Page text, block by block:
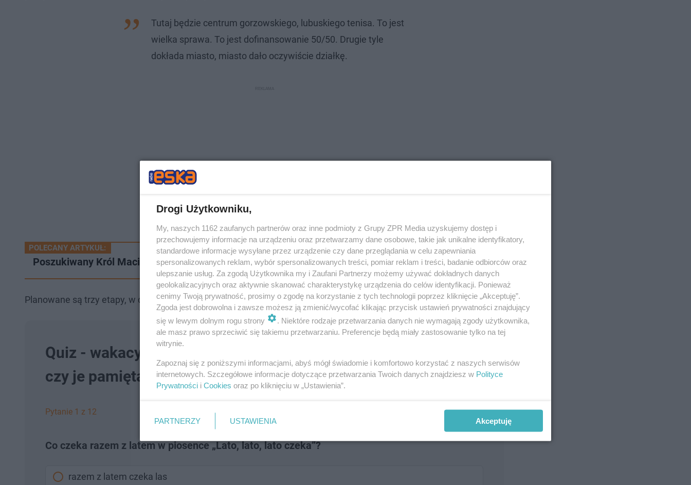
Tutaj będzie centrum gorzowskiego, lubuskiego tenisa. To jest
wielka sprawa. To jest dofinansowanie 50/50. Drugie tyle
dokłada miasto, miasto dało oczywiście działkę.
POLECANY ARTYKUŁ:
Poszukiwany Król Maciuś Pierwszy. Ruszył nabór do nowego musicalu
Planowane są trzy etapy, w drugim miałaby powstać hala tenisowa, w trzecim boiska do padla.
Quiz - wakacyjne przeboje. Te hity nuciła cała Polska, sprawdź,
czy je pamiętasz
Pytanie 1 z 12
Co czeka razem z latem w piosence „Lato, lato, lato czeka”?
razem z latem czeka las
Drogi Użytkowniku,
My, naszych 1162 zaufanych partnerów oraz inne podmioty z Grupy ZPR Media uzyskujemy dostęp i
przechowujemy informacje na urządzeniu oraz przetwarzamy dane osobowe, takie jak unikalne identyfikatory,
standardowe informacje wysyłane przez urządzenie czy dane przeglądania w celu zapewniania
spersonalizowanych reklam, wybór spersonalizowanych treści, pomiar reklam i treści, badanie odbiorców oraz
ulepszanie usług. Za zgodą Użytkownika my i Zaufani Partnerzy możemy używać dokładnych danych
geolokalizacyjnych oraz aktywnie skanować charakterystykę urządzenia do celów identyfikacji. Ponieważ
cenimy Twoją prywatność, prosimy o zgodę na korzystanie z tych technologii poprzez kliknięcie „Akceptuję”.
Zgoda jest dobrowolna i zawsze możesz ją zmienić/wycofać klikając przycisk ustawień prywatności znajdujący
się w lewym dolnym rogu strony
. Niektóre rodzaje przetwarzania danych nie wymagają zgody użytkownika,
ale masz prawo sprzeciwić się takiemu przetwarzaniu. Preferencje będą miały zastosowanie tylko na tej
witrynie.
Zapoznaj się z poniższymi informacjami, abyś mógł świadomie i komfortowo korzystać z naszych serwisów
internetowych. Szczegółowe informacje dotyczące przetwarzania Twoich danych znajdziesz w Polityce
Prywatności i Cookies oraz po kliknięciu w „Ustawienia”.
PARTNERZY USTAWIENIA Akceptuję